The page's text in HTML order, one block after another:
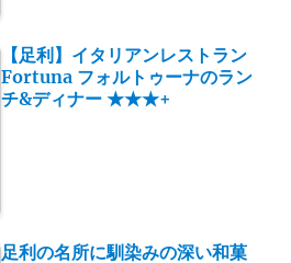
【足利】イタリアンレストラン
Fortuna フォルトゥーナのラン
チ&ディナー ★★★+
足利の名所に馴染みの深い和菓